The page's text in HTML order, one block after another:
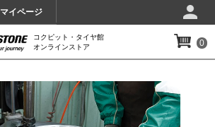
マイページ
コクピット・タイヤ館
オンラインストア
0